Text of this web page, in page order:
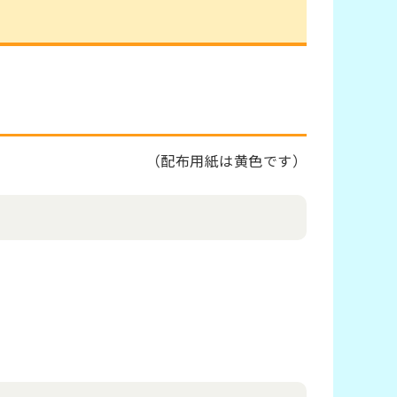
（配布用紙は黄色です）